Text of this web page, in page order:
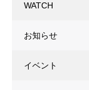
WATCH
お知らせ
イベント